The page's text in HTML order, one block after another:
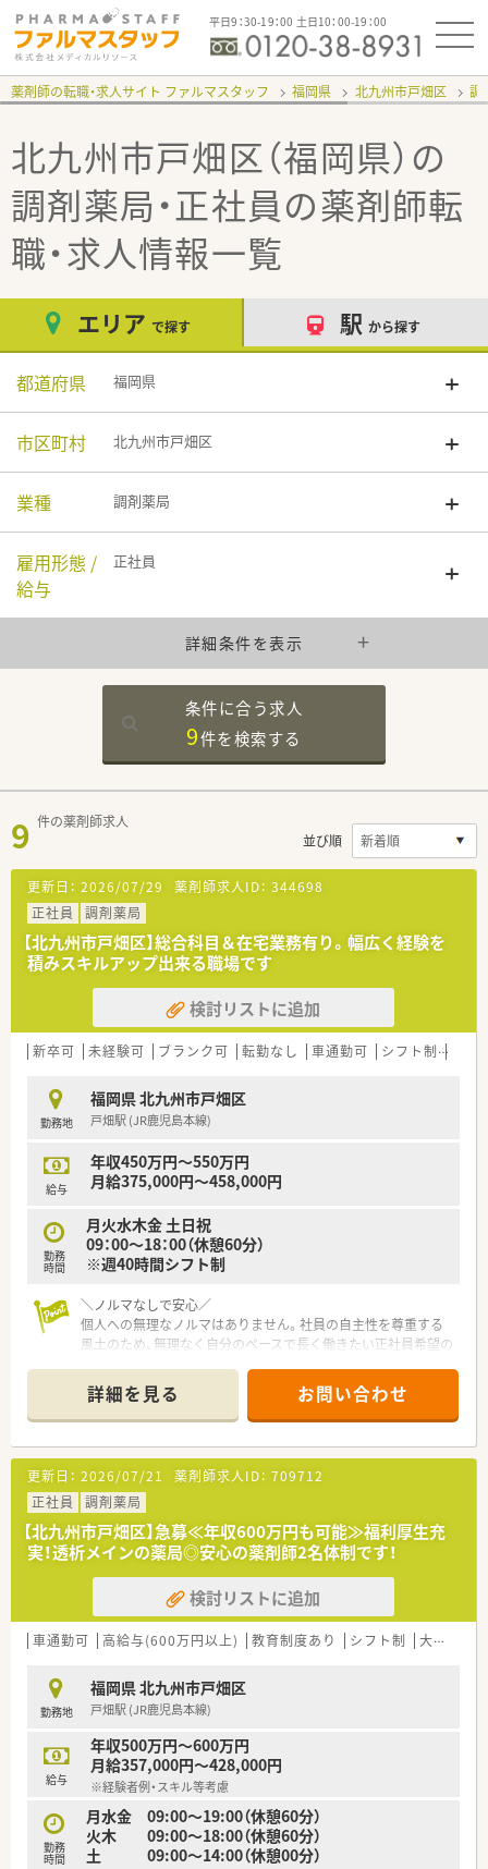
平日9：30-19：00 土日10：00-19：00
薬剤師の転職・求人サイト ファルマスタッフ 福岡県 北九州市戸畑区 調
北九州市戸畑区（福岡県）の
調剤薬局・正社員の薬剤師転
職・求人情報一覧
エリア で探す 駅 から探す
都道府県 福岡県
市区町村 北九州市戸畑区
業種 調剤薬局
雇用形態 /
給与
正社員
詳細条件を表示
条件に合う求人
9件を検索する
9 件の薬剤師求人
並び順
更新日： 2026/07/29 薬剤師求人ID： 344698
正社員
調剤薬局
【北九州市戸畑区】総合科目＆在宅業務有り。幅広く経験を
積みスキルアップ出来る職場です
検討リストに追加
新卒可 未経験可 ブランク可 転勤なし 車通勤可 シフト制
勤務地
福岡県 北九州市戸畑区
戸畑駅 (JR鹿児島本線)
給与
年収450万円～550万円
月給375,000円～458,000円
勤務
時間
月火水木金 土日祝
09：00～18：00（休憩60分）
※週40時間シフト制
＼ノルマなしで安心／
個人への無理なノルマはありません。社員の自主性を尊重する
風土のため、無理なく自分のペースで長く働きたい正社員希望の
【店舗情報と応需状況について】
■JR鹿児島本線の戸畑駅から車で10分の立地にある店舗で、無
理なくマイカーでの通勤が可能な環境が整っています。
■応需科目は内科総合科目であり、1日あたりおよそ100枚の処
方箋を受け付けて業務を行っている薬局です。
■漢方の専門外来もあり、漢方薬も多数取り扱っています。。
■14時頃までに処方箋が集中している為、午後は在宅や余製対
応しています。
■日祝は1人薬剤師ですが、4～5枚/日程度です。
【募集背景と求める人物像について】
■有休取得の推進と体制強化に向けた増員を行っており、職場全
体の環境整備を進めるための募集を開始しました。
くり働きたい方に大変おすすめの求人です。
■複数の店舗への応援勤務にも柔軟に対応でき、協調性を持って
業務に取り組める方を歓迎しております。
【法人特徴について】
■昭和25年に設立された歴史ある老舗医薬品卸会社が母体とな
っており、非常に安定した経営基盤を誇ります。
■北九州市内に合計6店舗の調剤薬局を展開しており、地域医療
に密着した調剤サービスを提供しています。
■ノルマ等を設けず社員の自主性を重視しているため、無理な負
詳細を見る お問い合わせ
更新日： 2026/07/21 薬剤師求人ID： 709712
正社員
調剤薬局
【北九州市戸畑区】急募≪年収600万円も可能≫福利厚生充
実！透析メインの薬局◎安心の薬剤師2名体制です！
検討リストに追加
車通勤可 高給与(600万円以上) 教育制度あり シフト制 大手チェーン以外
勤務地
福岡県 北九州市戸畑区
戸畑駅 (JR鹿児島本線)
給与
年収500万円～600万円
月給357,000円～428,000円
※経験者例・スキル等考慮
勤務
時間
月水金 09:00～19:00（休憩60分）
火木 09:00～18:00（休憩60分）
土 09:00～14:00（休憩00分）